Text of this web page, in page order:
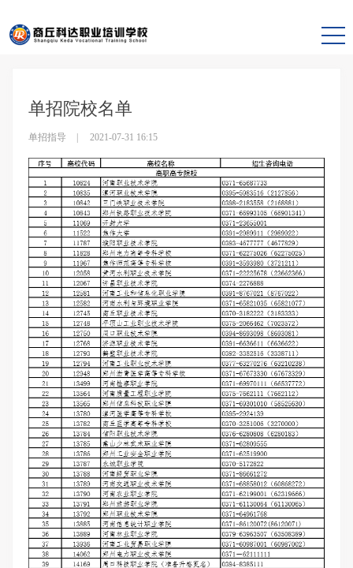
首页 单招指导
单招院校名单
单招指导 2021-07-31 16:15